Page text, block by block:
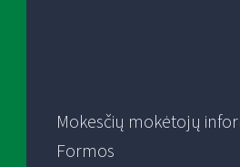
Mokesčių mokėtojų
Formos